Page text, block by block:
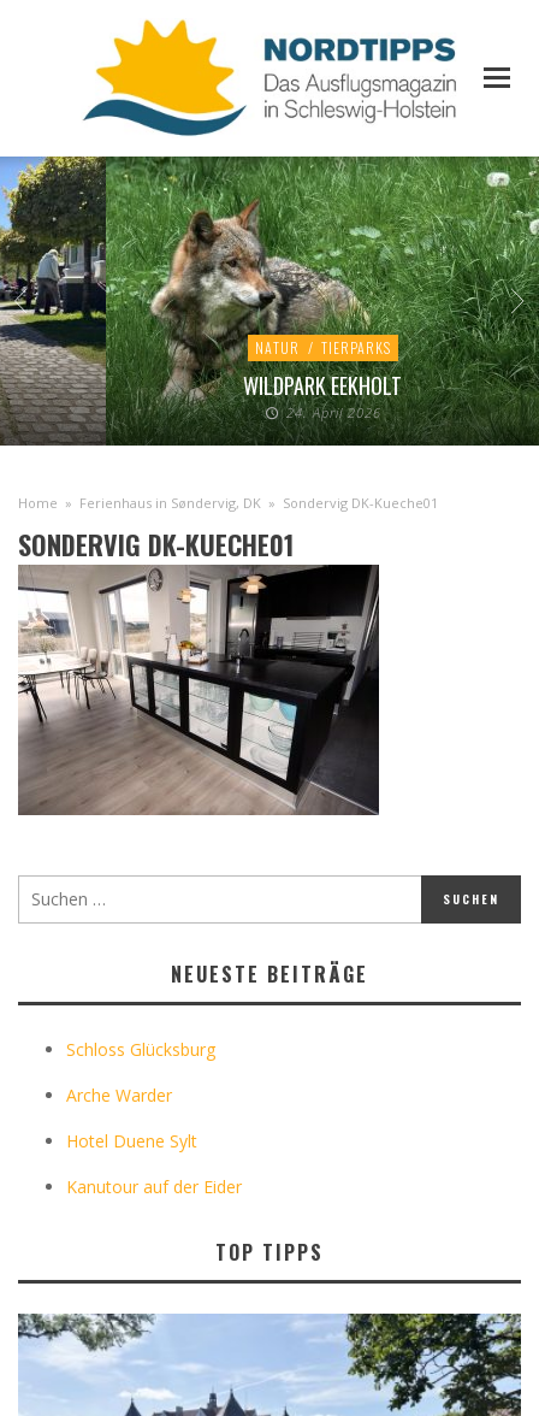
NATUR / TIERPARKS
WILDPARK EEKHOLT
24. April 2026
Home » Ferienhaus in Søndervig, DK » Sondervig DK-Kueche01
SONDERVIG DK-KUECHE01
NEUESTE BEITRÄGE
Schloss Glücksburg
Arche Warder
Hotel Duene Sylt
Kanutour auf der Eider
TOP TIPPS